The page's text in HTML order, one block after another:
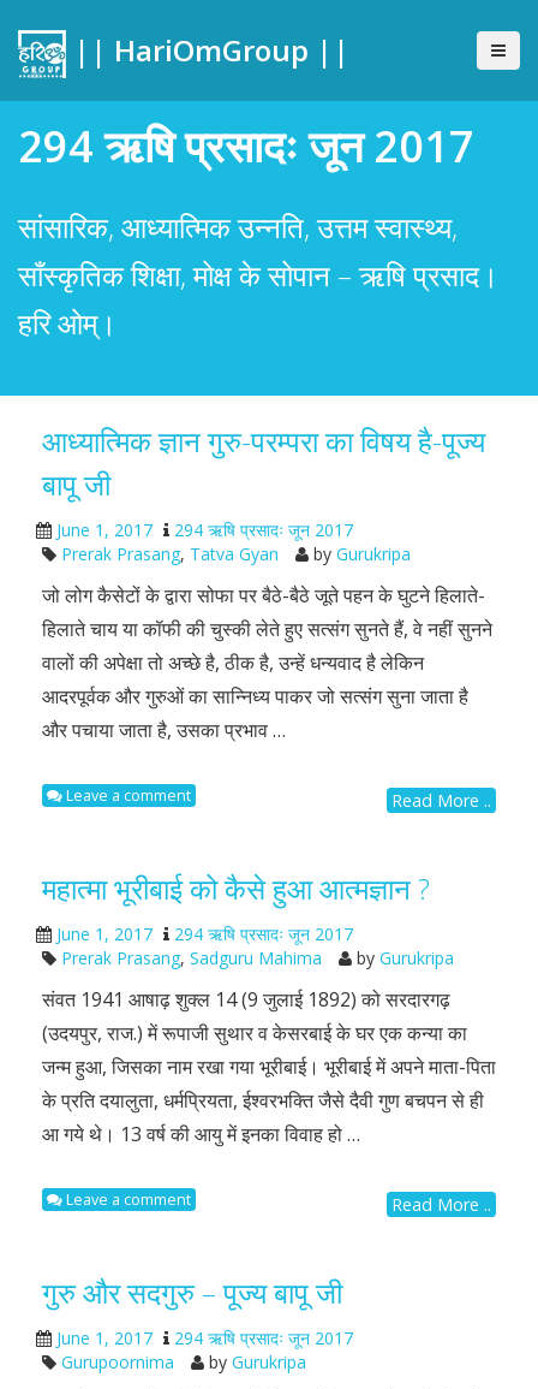
|| HariOmGroup ||
294 ऋषि प्रसादः जून 2017
सांसारिक, आध्यात्मिक उन्नति, उत्तम स्वास्थ्य,
साँस्कृतिक शिक्षा, मोक्ष के सोपान – ऋषि प्रसाद।
हरि ओम्।
आध्यात्मिक ज्ञान गुरु-परम्परा का विषय है-पूज्य
बापू जी
June 1, 2017
294 ऋषि प्रसादः जून 2017
Prerak Prasang, Tatva Gyan by Gurukripa
जो लोग कैसेटों के द्वारा सोफा पर बैठे-बैठे जूते पहन के घुटने हिलाते-
हिलाते चाय या कॉफी की चुस्की लेते हुए सत्संग सुनते हैं, वे नहीं सुनने
वालों की अपेक्षा तो अच्छे है, ठीक है, उन्हें धन्यवाद है लेकिन
आदरपूर्वक और गुरुओं का सान्निध्य पाकर जो सत्संग सुना जाता है
और पचाया जाता है, उसका प्रभाव …
Read More ..
Leave a comment
महात्मा भूरीबाई को कैसे हुआ आत्मज्ञान ?
June 1, 2017
294 ऋषि प्रसादः जून 2017
Prerak Prasang, Sadguru Mahima by Gurukripa
संवत 1941 आषाढ़ शुक्ल 14 (9 जुलाई 1892) को सरदारगढ़
(उदयपुर, राज.) में रूपाजी सुथार व केसरबाई के घर एक कन्या का
जन्म हुआ, जिसका नाम रखा गया भूरीबाई। भूरीबाई में अपने माता-पिता
के प्रति दयालुता, धर्मप्रियता, ईश्वरभक्ति जैसे दैवी गुण बचपन से ही
आ गये थे। 13 वर्ष की आयु में इनका विवाह हो …
Read More ..
Leave a comment
गुरु और सदगुरु – पूज्य बापू जी
June 1, 2017
294 ऋषि प्रसादः जून 2017
Gurupoornima
by Gurukripa